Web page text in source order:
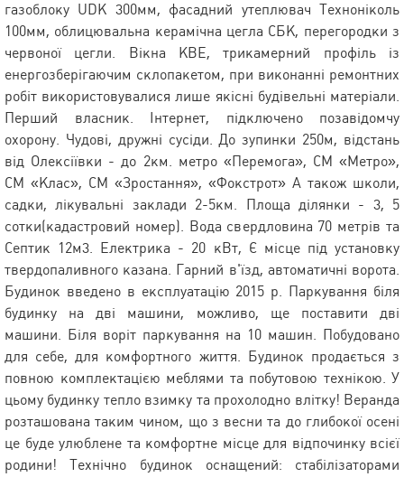
газоблоку UDK 300мм, фасадний утеплювач Техноніколь
100мм, облицювальна керамічна цегла СБК, перегородки з
червоної цегли. Вікна KBE, трикамерний профіль із
енергозберігаючим склопакетом, при виконанні ремонтних
робіт використовувалися лише якісні будівельні матеріали.
Перший власник. Інтернет, підключено позавідомчу
охорону. Чудові, дружні сусіди. До зупинки 250м, відстань
від Олексіївки - до 2км. метро «Перемога», СМ «Метро»,
СМ «Клас», СМ «Зростання», «Фокстрот» А також школи,
садки, лікувальні заклади 2-5км. Площа ділянки - 3, 5
сотки(кадастровий номер). Вода свердловина 70 метрів та
Септик 12м3. Електрика - 20 кВт, Є місце під установку
твердопаливного казана. Гарний в'їзд, автоматичні ворота.
Будинок введено в експлуатацію 2015 р. Паркування біля
будинку на дві машини, можливо, ще поставити дві
машини. Біля воріт паркування на 10 машин. Побудовано
для себе, для комфортного життя. Будинок продається з
повною комплектацією меблями та побутовою технікою. У
цьому будинку тепло взимку та прохолодно влітку! Веранда
розташована таким чином, що з весни та до глибокої осені
це буде улюблене та комфортне місце для відпочинку всієї
родини! Технічно будинок оснащений: стабілізаторами